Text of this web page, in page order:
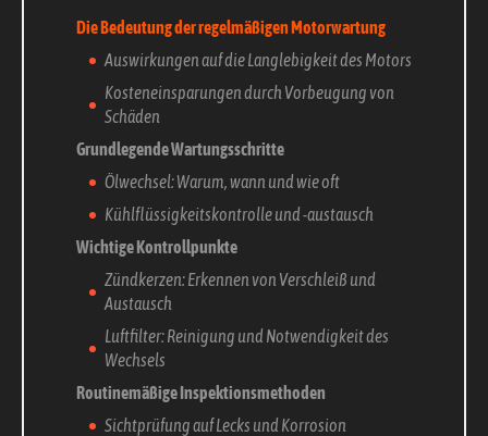
Die Bedeutung der regelmäßigen Motorwartung
Auswirkungen auf die Langlebigkeit des Motors
Kosteneinsparungen durch Vorbeugung von
Schäden
Grundlegende Wartungsschritte
Ölwechsel: Warum, wann und wie oft
Kühlflüssigkeitskontrolle und -austausch
Wichtige Kontrollpunkte
Zündkerzen: Erkennen von Verschleiß und
Austausch
Luftfilter: Reinigung und Notwendigkeit des
Wechsels
Routinemäßige Inspektionsmethoden
Sichtprüfung auf Lecks und Korrosion